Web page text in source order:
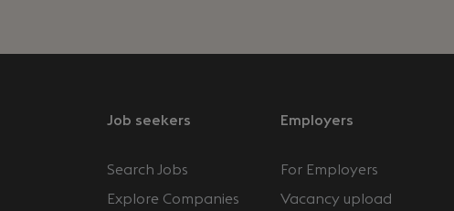
Job seekers
Search Jobs
Explore Companies
Employers
For Employers
Vacancy upload